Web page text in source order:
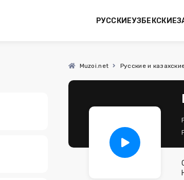
РУССКИЕУЗБЕКСКИЕ
Muzoi.net Русские и